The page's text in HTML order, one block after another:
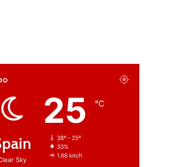
Sky
25 ℃
38º - 25º
33%
1.66 km/h